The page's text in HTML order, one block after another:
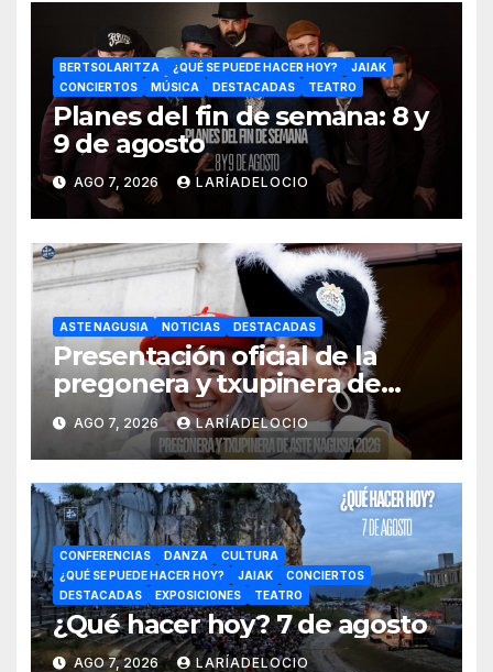
BERTSOLARITZA ¿QUÉ SE PUEDE HACER HOY?
JAIAK
CONCIERTOS
MÚSICA DESTACADAS TEATRO
Planes del fin de semana: 8 y
9 de agosto
AGO 7, 2026 LARÍADELOCIO
ASTE NAGUSIA NOTICIAS DESTACADAS
Presentación oficial de la
pregonera y txupinera de
Aste Nagusia 2026
AGO 7, 2026 LARÍADELOCIO
CONFERENCIAS DANZA
CULTURA
¿QUÉ SE PUEDE HACER HOY?
JAIAK
CONCIERTOS
DESTACADAS
EXPOSICIONES TEATRO
¿Qué hacer hoy? 7 de agosto
AGO 7, 2026 LARÍADELOCIO